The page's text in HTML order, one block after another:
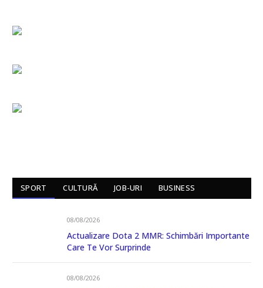
SPORT CULTURĂ JOB-URI BUSINESS
08/08/2026
Actualizare Dota 2 MMR: Schimbări Importante
Care Te Vor Surprinde
08/08/2026